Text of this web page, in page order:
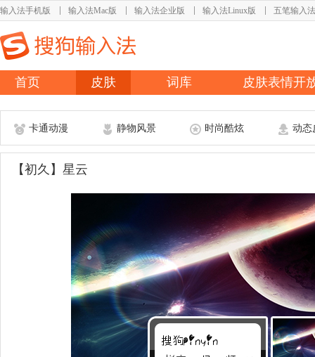
输入法手机版 输入法Mac版 输入法企业版 输入法Linux版 五笔输入法
首页 皮肤 词库 皮肤表情开
卡通动漫 静物风景 时尚酷炫 动态
【初久】星云